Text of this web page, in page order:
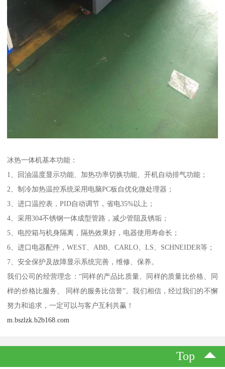
冰热一体机基本功能：
1、回油温度显示功能、加热功率切换功能、开机自动排气功能；
2、制冷加热温控系统采用电脑PC板自优化微处理器；
3、进口温控表，PID自动调节，省电35%以上；
4、采用304不锈钢一体成型管路，减少管阻及锈垢；
5、电控箱与机身隔离，隔热效果好，电器使用寿命长；
6、进口电器配件，WEST、ABB、CARLO、LS、SCHNEIDER等；
7、安全保护及故障显示系统完善，维修、保养。
我们公司的经营理念：“同样的产品比质量、同样的质量比价格、同
样的价格比服务、 同样的服务比信誉”。我们相信，经过我们的不懈
努力和追求，一定可以与客户互利共赢！
m.bszlzk.b2b168.com
Top